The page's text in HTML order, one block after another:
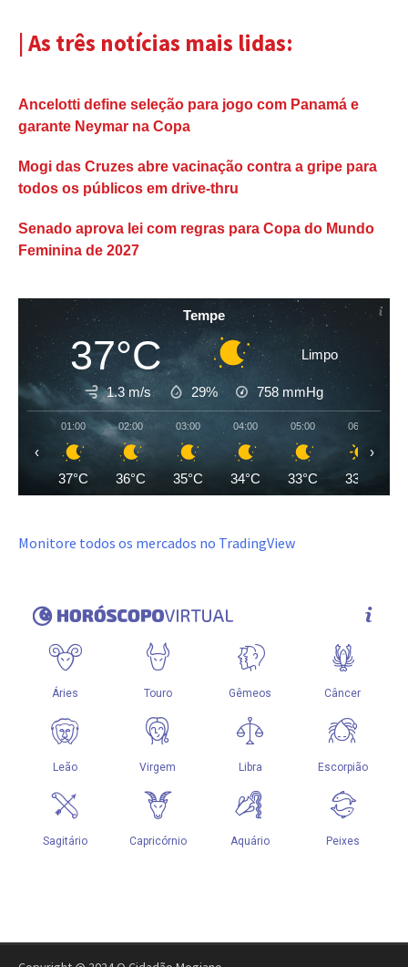
| As três notícias mais lidas:
Ancelotti define seleção para jogo com Panamá e
garante Neymar na Copa
Mogi das Cruzes abre vacinação contra a gripe para
todos os públicos em drive-thru
Senado aprova lei com regras para Copa do Mundo
Feminina de 2027
Tempe
37°C Limpo
1.3 m/s 29% 758 mmHg
01:00
37°C
02:00
36°C
03:00
35°C
04:00
34°C
05:00
33°C
06:00
33°C
‹ ›
Monitore todos os mercados no TradingView